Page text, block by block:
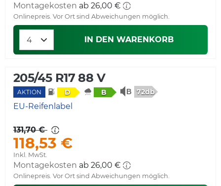
Montagekosten ab 26,00 €
Onlinepreis. Vor Ort sind Abweichungen möglich.
IN DEN WARENKORB
205/45 R17 88 V
AKTION D B 72db
EU-Reifenlabel
131,70 €
118,53 €
Inkl. MwSt.
Montagekosten ab 26,00 €
Onlinepreis. Vor Ort sind Abweichungen möglich.